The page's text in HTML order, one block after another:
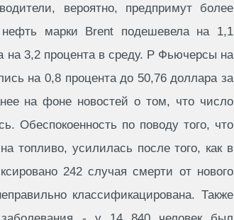
вероятно, предпримут более
нефть марки Brent подешевела на 1,1
на 3,2 процента в среду. Р Фьючерсы на
на 0,8 процента до 50,76 доллара за
на фоне новостей о том, что число
Обеспокоенность по поводу того, что
топливо, усилилась после того, как в
242 случая смерти от нового
классификацирована. Также